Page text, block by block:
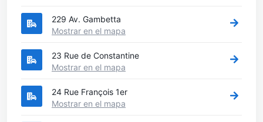
229 Av. Gambetta
Mostrar en el mapa
23 Rue de Constantine
Mostrar en el mapa
24 Rue François 1er
Mostrar en el mapa